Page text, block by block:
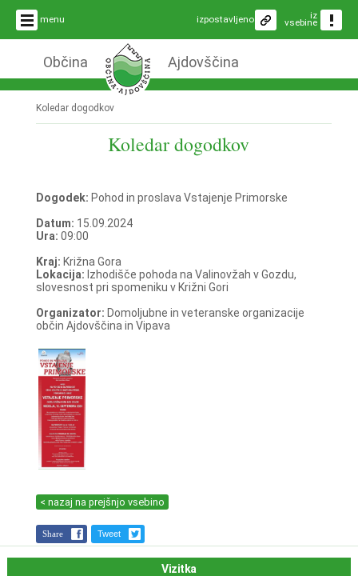
menu iz
vsebine
izpostavljeno
Občina Ajdovščina
Koledar dogodkov
Koledar dogodkov
Dogodek: Pohod in proslava Vstajenje Primorske
Datum: 15.09.2024
Ura: 09:00
Kraj: Križna Gora
Lokacija: Izhodišče pohoda na Valinovžah v Gozdu,
slovesnost pri spomeniku v Križni Gori
Organizator: Domoljubne in veteranske organizacije
občin Ajdovščina in Vipava
< nazaj na prejšnjo vsebino
Share Tweet
Vizitka